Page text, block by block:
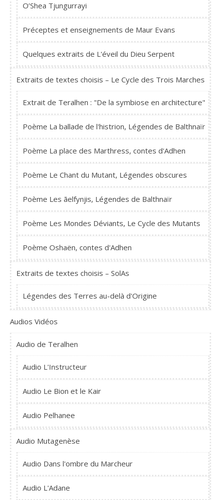
O’Shea Tjungurrayi
Préceptes et enseignements de Maur Evans
Quelques extraits de L'éveil du Dieu Serpent
Extraits de textes choisis – Le Cycle des Trois Marches
Extrait de Teralhen : "De la symbiose en architecture"
Poème La ballade de l'histrion, Légendes de Balthnaïr
Poème La place des Marthress, contes d'Adhen
Poème Le Chant du Mutant, Légendes obscures
Poème Les ãelfynjis, Légendes de Balthnaïr
Poème Les Mondes Déviants, Le Cycle des Mutants
Poème Oshaën, contes d'Adhen
Extraits de textes choisis – SolAs
Légendes des Terres au-delà d'Origine
Audios Vidéos
Audio de Teralhen
Audio L'Instructeur
Audio Le Bion et le Kair
Audio Pelhanee
Audio Mutagenèse
Audio Dans l'ombre du Marcheur
Audio L'Adane